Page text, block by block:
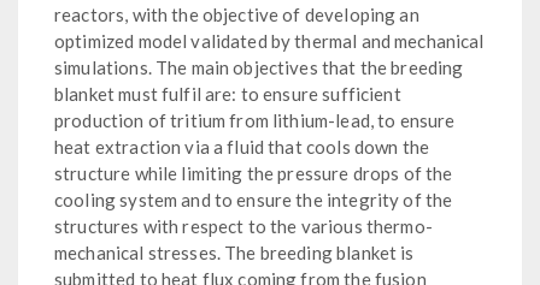
reactors, with the objective of developing an
optimized model validated by thermal and mechanical
simulations. The main objectives that the breeding
blanket must fulfil are: to ensure sufficient
production of tritium from lithium-lead, to ensure
heat extraction via a fluid that cools down the
structure while limiting the pressure drops of the
cooling system and to ensure the integrity of the
structures with respect to the various thermo-
mechanical stresses. The breeding blanket is
submitted to heat flux coming from the fusion